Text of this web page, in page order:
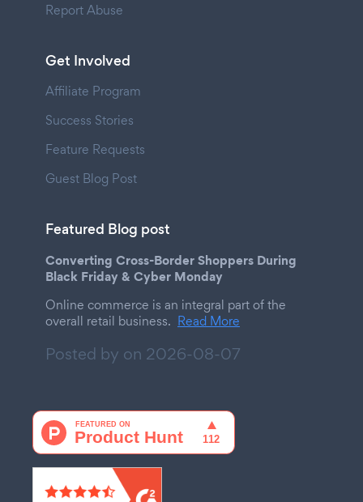
Report Abuse
Get Involved
Affiliate Program
Success Stories
Feature Requests
Guest Blog Post
Featured Blog post
Converting Cross-Border Shoppers During
Black Friday & Cyber Monday
Online commerce is an integral part of the
overall retail business. Read More
Posted by on 2026-08-07